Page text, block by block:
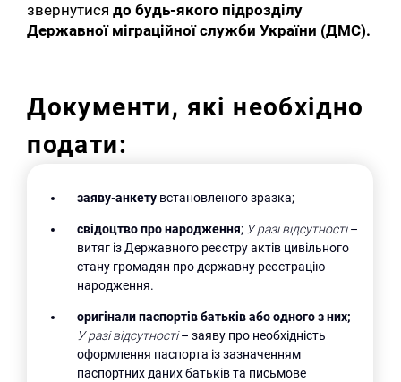
звернутисядо будь-якого підрозділу
Державної міграційної служби України (ДМС).
Документи, які необхідно
подати:
заяву-анкету встановленого зразка;
свідоцтво про народження; У разі відсутності–
витяг із Державного реєстру актів цивільного
стану громадян про державну реєстрацію
народження.
оригінали паспортів батьків або одного з них;
У разі відсутності– заяву про необхідність
оформлення паспорта із зазначенням
паспортних даних батьків та письмове